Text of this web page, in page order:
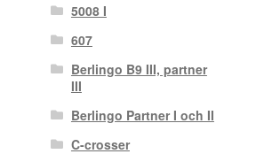
5008 I
607
Berlingo B9 III, partner
III
Berlingo Partner I och II
C-crosser